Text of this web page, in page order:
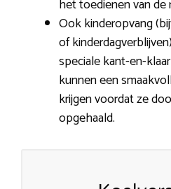
het toedienen van de
Ook kinderopvang
of
speciale kant-en-
kunnen een
krijgen voordat ze
opgehaald.